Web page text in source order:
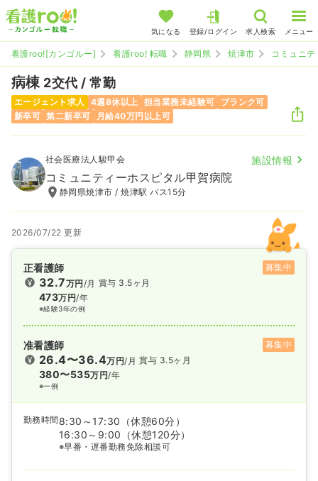
気になる 登録/ログイン 求人検索 メニュー
看護roo![カンゴルー] 看護roo! 転職 静岡県 焼津市 コミュニ
病棟 2交代 / 常勤
エージェント求人 4週8休以上 担当業務未経験可
ブランク可
新卒可 第二新卒可 月給40万円以上可
社会医療法人駿甲会 施設情報
コミュニティーホスピタル甲賀病院
静岡県焼津市 / 焼津駅 バス15分
2026/07/22 更新
正看護師 募集中
32.7万円/月
473万円/年
※経験3年の例
賞与 3.5ヶ月
准看護師 募集中
26.4〜36.4万円/月
380〜535万円/年
※一例
賞与 3.5ヶ月
勤務時間 8:30～17:30
（休憩60分）
16:30～9:00
（休憩120分）
※早番・遅番勤務免除相談可